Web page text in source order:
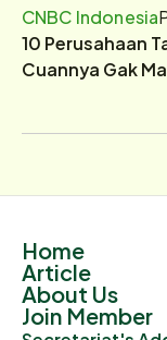
CNBC Indonesia
10 Perusahaan
Cuannya Gak
Home
Article
About Us
Join Member